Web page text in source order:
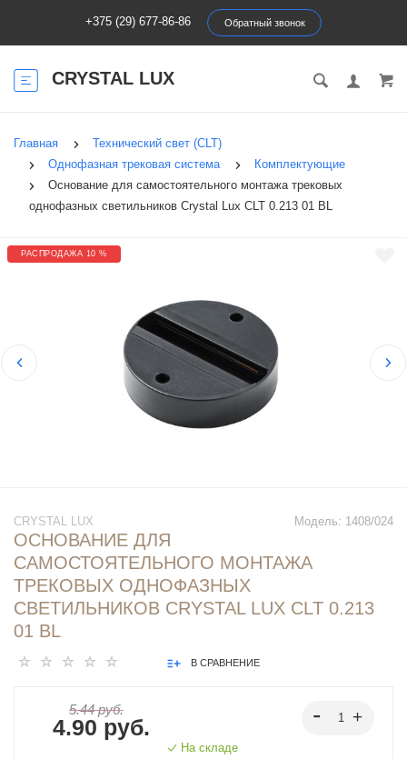
+375 (29) 677-86-86 Обратный звонок
CRYSTAL LUX
Главная
Технический свет (CLT)
Однофазная трековая система
Комплектующие
Основание для самостоятельного монтажа трековых
однофазных светильников Crystal Lux CLT 0.213 01 BL
РАСПРОДАЖА 10 %
Модель: 1408/024
CRYSTAL LUX
ОСНОВАНИЕ ДЛЯ
САМОСТОЯТЕЛЬНОГО МОНТАЖА
ТРЕКОВЫХ ОДНОФАЗНЫХ
СВЕТИЛЬНИКОВ CRYSTAL LUX CLT 0.213
01 BL
В СРАВНЕНИЕ
5.44 руб.
4.90 руб.
На складе